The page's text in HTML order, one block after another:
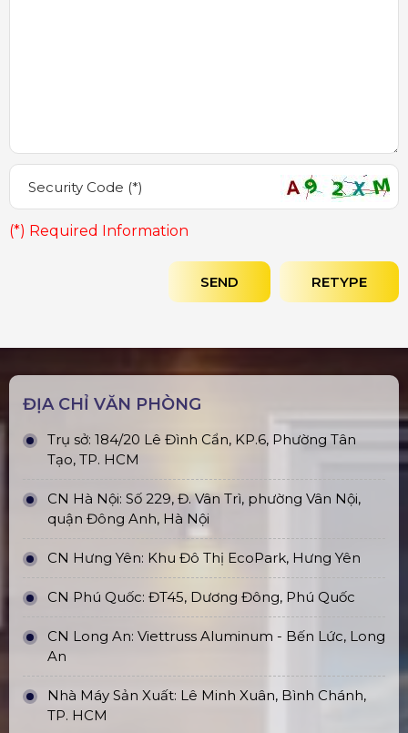
(*) Required Information
RETYPE
SEND
ĐỊA CHỈ VĂN PHÒNG
Trụ sở: 184/20 Lê Đình Cẩn, KP.6, Phường Tân
Tạo, TP. HCM
CN Hà Nội: Số 229, Đ. Vân Trì, phường Vân Nội,
quận Đông Anh, Hà Nội
CN Hưng Yên: Khu Đô Thị EcoPark, Hưng Yên
CN Phú Quốc: ĐT45, Dương Đông, Phú Quốc
CN Long An: Viettruss Aluminum - Bến Lức, Long
An
Nhà Máy Sản Xuất: Lê Minh Xuân, Bình Chánh,
TP. HCM